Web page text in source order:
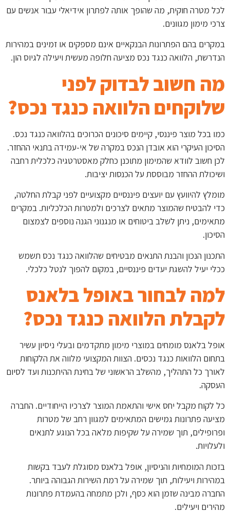
לכל מטרה חוקית, מה שהופך אותה לפתרון אידיאלי עבור אנשים עם
צרכי מימון מגוונים.
במקרים בהם הפתרונות הבנקאיים אינם מספקים או זמינים במהירות
הנדרשת, הלוואה כנגד נכס מציעה חלופה מעשית ויעילה לגיוס הון.
מה חשוב לבדוק לפני
שלוקחים הלוואה כנגד נכס?
כמו בכל מוצר פיננסי, קיימים סיכונים הכרוכים בהלוואה כנגד נכס.
הסיכון העיקרי הוא אובדן הנכס במקרה של אי-עמידה בתנאי ההחזר.
לכן חשוב לוודא שהמימון מתוכנן כחלק מאסטרטגיה כלכלית רחבה
ושיכולת ההחזר מבוססת על הכנסות יציבות.
מומלץ להיוועץ עם יועצים פיננסיים מקצועיים לפני קבלת החלטה,
כדי להבטיח שהמוצר מתאים לצרכים ולמטרות הכלכליות. במקרים
מתאימים, ניתן לשלב ביטוחים או מנגנוני הגנה נוספים לצמצום
הסיכון.
התכנון הנכון והבנת התנאים מבטיחים שהלוואה כנגד נכס תשמש
ככלי יעיל להשגת יעדים פיננסיים, במקום להפוך לנטל כלכלי.
למה לבחור באופל בלאנס
לקבלת הלוואה כנגד נכס?
אופל בלאנס מומחים במוצרי מימון מתקדמים ובעלי ניסיון עשיר
בתחום הלוואות כנגד נכסים. הצוות המקצועי מלווה את הלקוחות
לאורך כל התהליך, מהשלב הראשוני של בחינת ההיתכנות ועד לסיום
העסקה.
כל לקוח מקבל יחס אישי והתאמת המוצר לצרכיו הייחודיים. החברה
מציעה פתרונות גמישים המתאימים למגוון רחב של מטרות
ופרופילים, תוך שמירה על שקיפות מלאה בכל הנוגע לתנאים
ולעלויות.
בזכות המומחיות והניסיון, אופל בלאנס מסוגלת לעבד בקשות
במהירות ויעילות, תוך שמירה על רמת השירות הגבוהה ביותר.
החברה מבינה שזמן הוא כסף, ולכן מתמחה בהעמדת פתרונות
מהירים ויעילים.